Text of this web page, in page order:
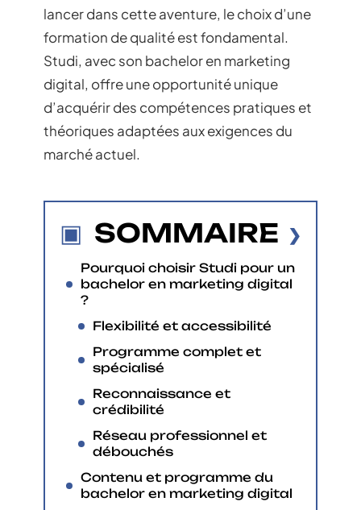
lancer dans cette aventure, le choix d’une
formation de qualité est fondamental.
Studi, avec son bachelor en marketing
digital, offre une opportunité unique
d’acquérir des compétences pratiques et
théoriques adaptées aux exigences du
marché actuel.
SOMMAIRE
Pourquoi choisir Studi pour un
bachelor en marketing digital
?
Flexibilité et accessibilité
Programme complet et
spécialisé
Reconnaissance et
crédibilité
Réseau professionnel et
débouchés
Contenu et programme du
bachelor en marketing digital